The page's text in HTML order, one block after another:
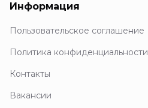
Информация
Пользовательское соглашение
Политика конфиденциальности
Контакты
Вакансии